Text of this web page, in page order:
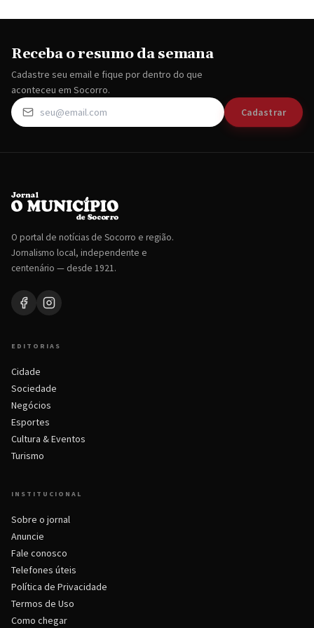
Receba o resumo da semana
Cadastre seu email e fique por dentro do que
aconteceu em Socorro.
Cadastrar
O portal de notícias de Socorro e região.
Jornalismo local, independente e
centenário — desde 1921.
EDITORIAS
Cidade
Sociedade
Negócios
Esportes
Cultura & Eventos
Turismo
INSTITUCIONAL
Sobre o jornal
Anuncie
Fale conosco
Telefones úteis
Política de Privacidade
Termos de Uso
Como chegar